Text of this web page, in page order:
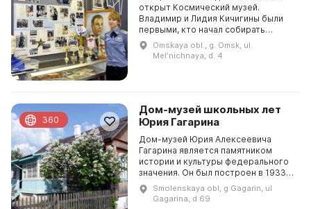
открыт Космический музей.
Владимир и Лидия Кичигины были
первыми, кто начал собирать
экспонаты для музея в 1960-е годы,
вдохновленные достижениями
отечественной космона...
Omskaya obl., g. Omsk, ul.
Melʹnichnaya, d. 4
Дом-музей школьных лет
Юрия Гагарина
Дом-музей Юрия Алексеевича
Гагарина является памятником
истории и культуры федерального
значения. Он был построен в 1933
году в деревне Клушино, а в 1945
году семья Гагариных переехала в
Гжатск. В 194...
Smolenskaya obl, g Gagarin, ul
Gagarina, d 69
360